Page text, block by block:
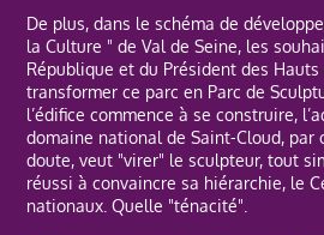
De plus, dans le schéma de
la Culture " de Val de Seine, les
République et du Président des
transformer ce parc en Parc de
l’édifice commence à se construire,
domaine national de Saint-Cloud, par
doute, veut "virer" le sculpteur, tout
réussi à convaincre sa hiérarchie, le
nationaux. Quelle "ténacité".